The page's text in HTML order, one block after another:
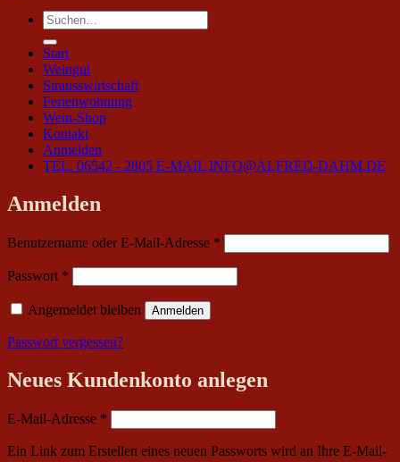
Suchen
nach:
Start
Weingut
Strausswirtschaft
Ferienwohnung
Wein-Shop
Kontakt
Anmelden
TEL. 06542 - 2805 E-MAIL INFO@ALFRED-DAHM.DE
Anmelden
Benutzername oder E-Mail-Adresse *
Passwort *
Angemeldet bleiben Anmelden
Passwort vergessen?
Neues Kundenkonto anlegen
E-Mail-Adresse *
Ein Link zum Erstellen eines neuen Passworts wird an Ihre E-Mail-